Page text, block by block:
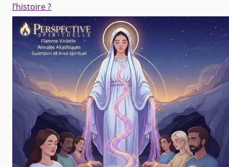
l’histoire ?